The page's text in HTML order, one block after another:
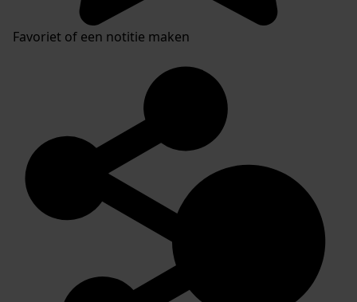
Favoriet of een notitie maken